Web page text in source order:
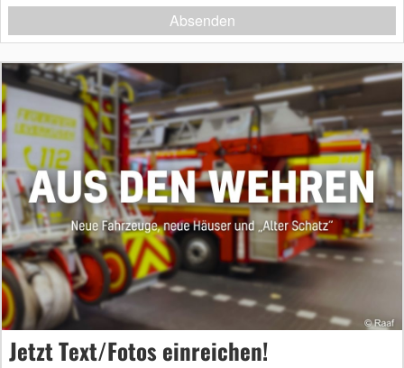
Absenden
Jetzt Text/Fotos einreichen!